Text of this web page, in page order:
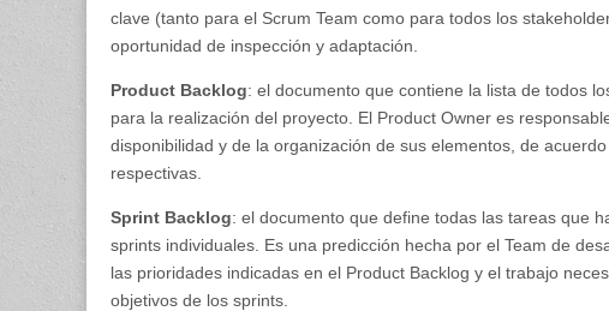
clave (tanto para el Scrum Team como para todos los
oportunidad de inspección y adaptación.
Product Backlog: el documento que contiene la lista de todos
para la realización del proyecto. El Product Owner es
disponibilidad y de la organización de sus elementos, de
respectivas.
Sprint Backlog: el documento que define todas las tareas que
sprints individuales. Es una predicción hecha por el Team de
las prioridades indicadas en el Product Backlog y el trabajo
objetivos de los sprints.